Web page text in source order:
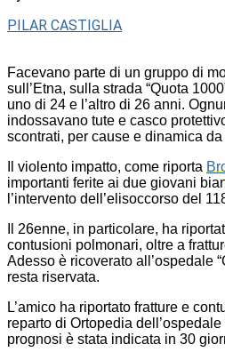
PILAR CASTIGLIA
Facevano parte di un gruppo di
sull’Etna, sulla strada “Quota
uno di 24 e l’altro di 26 anni.
indossavano tute e casco
scontrati, per cause e dinamica da
Il violento impatto, come riporta
importanti ferite ai due giovani
l’intervento dell’elisoccorso del
Il 26enne, in particolare, ha
contusioni polmonari, oltre a
Adesso è ricoverato all’ospedale
resta riservata.
L’amico ha riportato fratture e
reparto di Ortopedia dell’ospedale
prognosi è stata indicata in 30